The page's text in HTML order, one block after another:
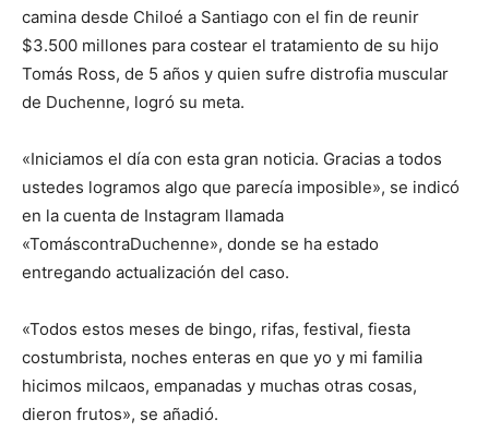
camina desde Chiloé a Santiago con el fin de reunir
$3.500 millones para costear el tratamiento de su hijo
Tomás Ross, de 5 años y quien sufre distrofia muscular
de Duchenne, logró su meta.
«Iniciamos el día con esta gran noticia. Gracias a todos
ustedes logramos algo que parecía imposible», se indicó
en la cuenta de Instagram llamada
«TomáscontraDuchenne», donde se ha estado
entregando actualización del caso.
«Todos estos meses de bingo, rifas, festival, fiesta
costumbrista, noches enteras en que yo y mi familia
hicimos milcaos, empanadas y muchas otras cosas,
dieron frutos», se añadió.